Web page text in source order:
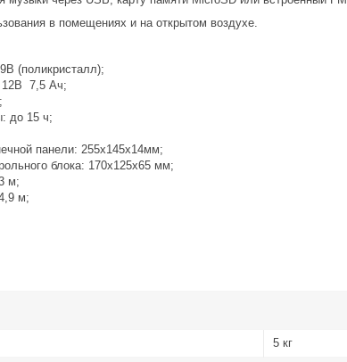
в помещениях и на открытом воздухе.
(поликристалл);
12В 7,5 Ач;
до 15 ч;
панели: 255x145x14мм;
блока: 170x125x65 мм;
м;
м;
5 кг